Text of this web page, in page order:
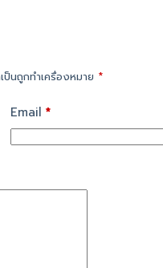
นถูกทำเครื่องหมาย *
Email *